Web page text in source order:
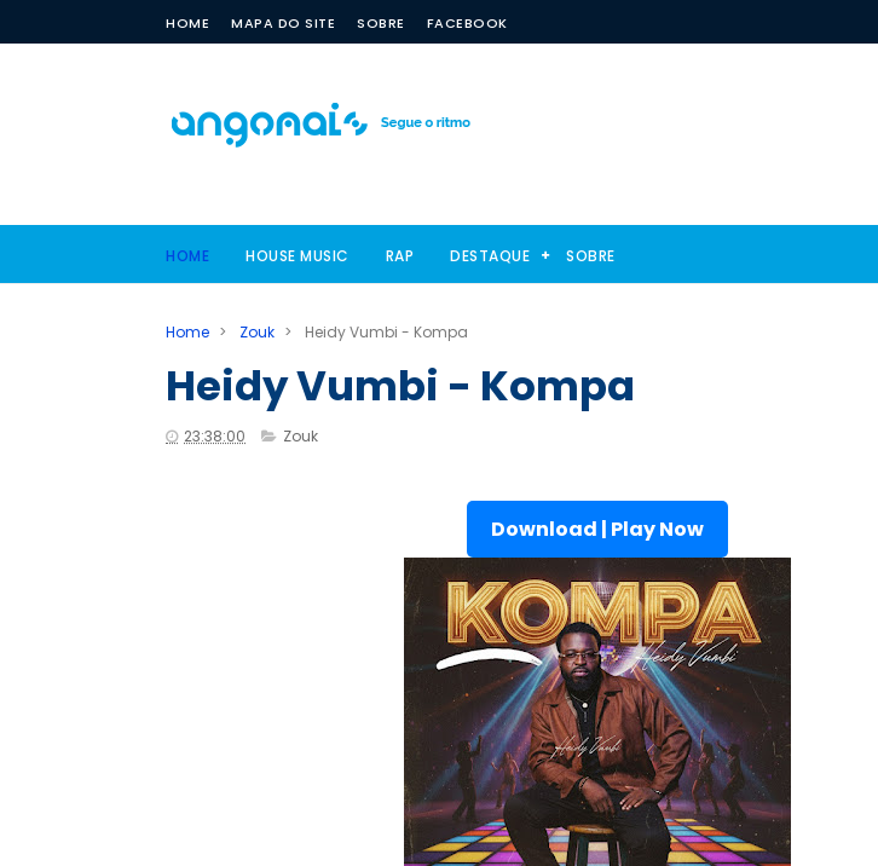
HOME MAPA DO SITE SOBRE FACEBOOK
HOME HOUSE MUSIC RAP DESTAQUE SOBRE
Home > Zouk > Heidy Vumbi - Kompa
Heidy Vumbi - Kompa
23:38:00 Zouk
Download | Play Now